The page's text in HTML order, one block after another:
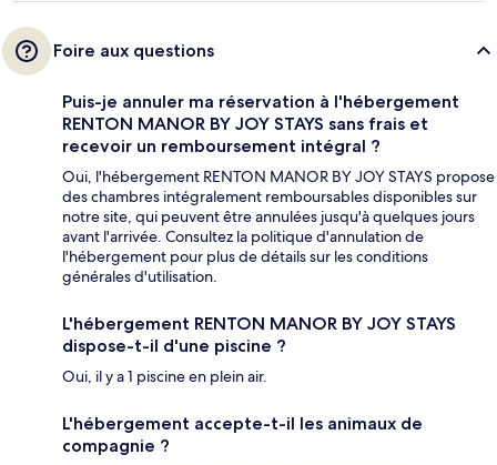
Foire aux questions
Puis-je annuler ma réservation à l'hébergement
RENTON MANOR BY JOY STAYS sans frais et
recevoir un remboursement intégral ?
Oui, l'hébergement RENTON MANOR BY JOY STAYS propose
des chambres intégralement remboursables disponibles sur
notre site, qui peuvent être annulées jusqu'à quelques jours
avant l'arrivée. Consultez la politique d'annulation de
l'hébergement pour plus de détails sur les conditions
générales d'utilisation.
L'hébergement RENTON MANOR BY JOY STAYS
dispose-t-il d'une piscine ?
Oui, il y a 1 piscine en plein air.
L'hébergement accepte-t-il les animaux de
compagnie ?